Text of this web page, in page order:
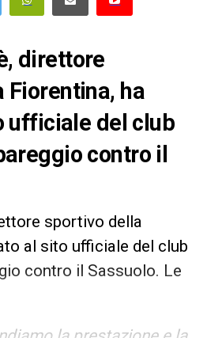
direttore
ha
ufficiale del club
contro il
sportivo della
al sito ufficiale del club
contro il Sassuolo. Le